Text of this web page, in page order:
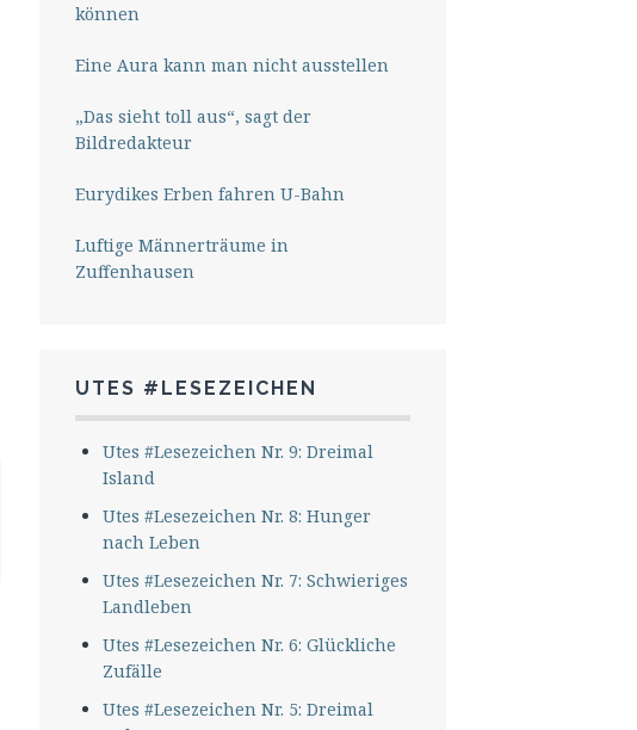
können
Eine Aura kann man nicht ausstellen
„Das sieht toll aus“, sagt der
Bildredakteur
Eurydikes Erben fahren U-Bahn
Luftige Männerträume in
Zuffenhausen
UTES #LESEZEICHEN
Utes #Lesezeichen Nr. 9: Dreimal
Island
Utes #Lesezeichen Nr. 8: Hunger
nach Leben
Utes #Lesezeichen Nr. 7: Schwieriges
Landleben
Utes #Lesezeichen Nr. 6: Glückliche
Zufälle
Utes #Lesezeichen Nr. 5: Dreimal